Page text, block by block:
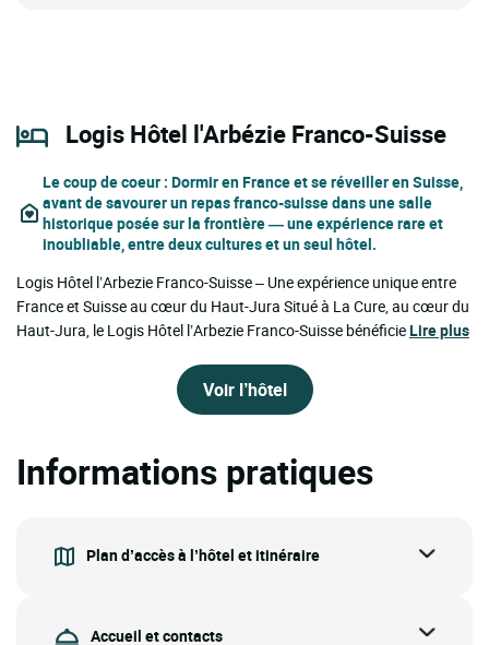
Logis Hôtel l'Arbézie Franco-Suisse
Le coup de coeur : Dormir en France et se réveiller en Suisse,
avant de savourer un repas franco-suisse dans une salle
historique posée sur la frontière — une expérience rare et
inoubliable, entre deux cultures et un seul hôtel.
Logis Hôtel l’Arbezie Franco-Suisse – Une expérience unique entre
France et Suisse au cœur du Haut-Jura Situé à La Cure, au cœur du
Haut-Jura, le Logis Hôtel l’Arbezie Franco-Suisse bénéficieLire plus
Voir l’hôtel
Informations pratiques
Plan d’accès à l’hôtel et itinéraire
Accueil et contacts